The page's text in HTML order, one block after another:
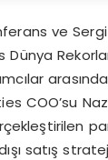
ve
Dünya
COO’su
satış